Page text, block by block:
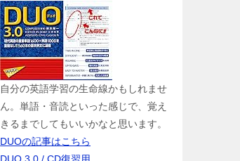
自分の英語学習の生命線かもしれませ
ん。単語・音読といった感じで、覚え
きるまでしてもいいかなと思います。
DUOの記事はこちら
DUO 3.0 / CD復習用